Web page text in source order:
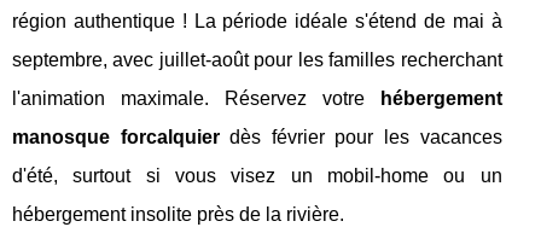
région authentique ! La période idéale s'étend de mai à
septembre, avec juillet-août pour les familles recherchant
l'animation maximale. Réservez votre
hébergement
manosque forcalquierdès février pour les vacances
d'été, surtout si vous visez un mobil-home ou un
hébergement insolite près de la rivière.